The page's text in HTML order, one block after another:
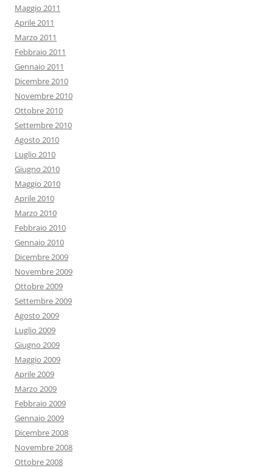
Maggio 2011
Aprile 2011
Marzo 2011
Febbraio 2011
Gennaio 2011
Dicembre 2010
Novembre 2010
Ottobre 2010
Settembre 2010
Agosto 2010
Luglio 2010
Giugno 2010
Maggio 2010
Aprile 2010
Marzo 2010
Febbraio 2010
Gennaio 2010
Dicembre 2009
Novembre 2009
Ottobre 2009
Settembre 2009
Agosto 2009
Luglio 2009
Giugno 2009
Maggio 2009
Aprile 2009
Marzo 2009
Febbraio 2009
Gennaio 2009
Dicembre 2008
Novembre 2008
Ottobre 2008